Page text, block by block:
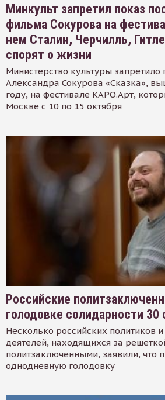
Минкульт запретил показ
фильма Сокурова на
нем Сталин, Черчилль,
спорят о жизни
Министерство культуры запретило
Александра Сокурова «Сказка»,
году, на фестивале КАРО.Арт,
Москве с 10 по 15 октября
Российские
голодовке солидарности 30
Несколько российских политиков
деятелей, находящихся за
политзаключенными, заявили, что
однодневную голодовку